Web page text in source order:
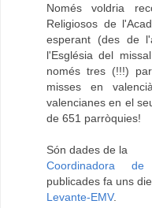
Només voldria
Religiosos de
esperant (des de
l'Església del
només tres (!!!)
misses en
valencianes en el
de 651 parròquies!
Són dades de la
Coordinadora de
publicades fa uns
Levante-EMV.